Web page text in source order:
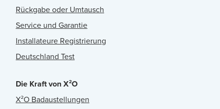
Rückgabe oder Umtausch
Service und Garantie
Installateure Registrierung
Deutschland Test
Die Kraft von X²O
X²O Badaustellungen